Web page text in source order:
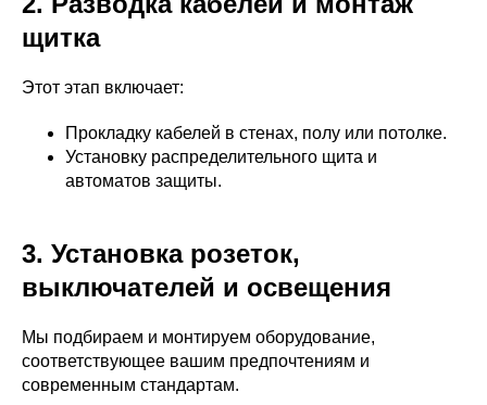
щитка
Этот этап включает:
Прокладку кабелей в стенах, полу или потолке.
Установку распределительного щита и
автоматов защиты.
3. Установка розеток,
выключателей и освещения
Мы подбираем и монтируем оборудование,
соответствующее вашим предпочтениям и
современным стандартам.